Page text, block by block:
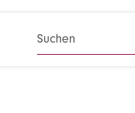
SUCHBEGRIFF